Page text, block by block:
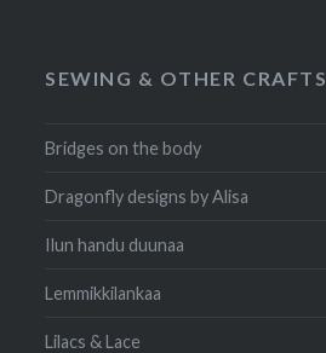
SEWING & OTHER CRAFTS
Bridges on the body
Dragonfly designs by Alisa
Ilun handu duunaa
Lemmikkilankaa
Lilacs & Lace